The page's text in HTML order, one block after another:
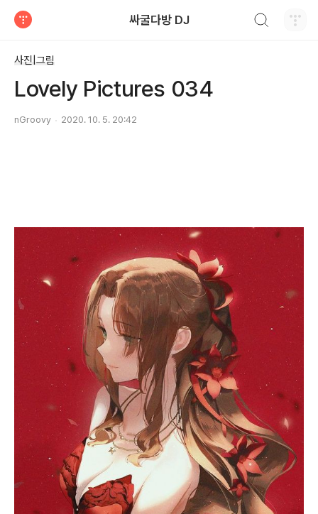
싸굴다방 DJ
사진|그림
Lovely Pictures 034
nGroovy 2020. 10. 5. 20:42